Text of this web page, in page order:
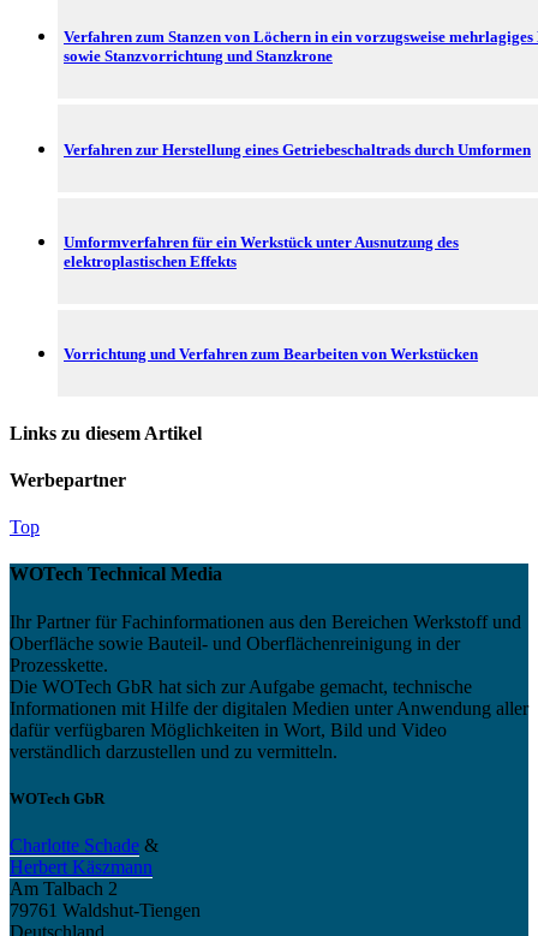
Verfahren zum Stanzen von Löchern in ein vorzugsweise mehrlagiges
sowie Stanzvorrichtung und Stanzkrone
Verfahren zur Herstellung eines Getriebeschaltrads durch Umformen
Umformverfahren für ein Werkstück unter Ausnutzung des
elektroplastischen Effekts
Vorrichtung und Verfahren zum Bearbeiten von Werkstücken
Links zu diesem Artikel
Werbepartner
Top
WOTech Technical Media
Ihr Partner für Fachinformationen aus den Bereichen Werkstoff und
Oberfläche sowie Bauteil- und Oberflächenreinigung in der
Prozesskette.
Die WOTech GbR hat sich zur Aufgabe gemacht, technische
Informationen mit Hilfe der digitalen Medien unter Anwendung aller
dafür verfügbaren Möglichkeiten in Wort, Bild und Video
verständlich darzustellen und zu vermitteln.
WOTech GbR
Charlotte Schade &
Herbert Käszmann
Am Talbach 2
79761 Waldshut-Tiengen
Deutschland